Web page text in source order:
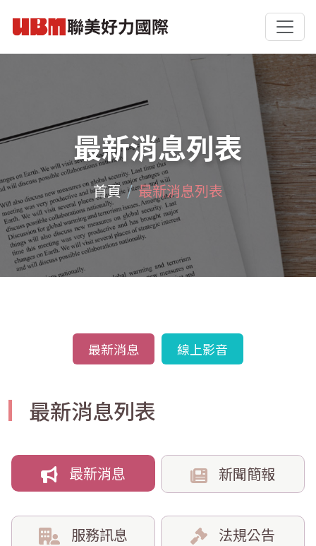
最新消息列表
首頁 最新消息列表
最新消息 線上影音
最新消息列表
最新消息 新聞簡報
服務訊息 法規公告